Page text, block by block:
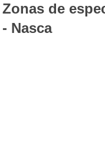
Zonas de
- Nasca